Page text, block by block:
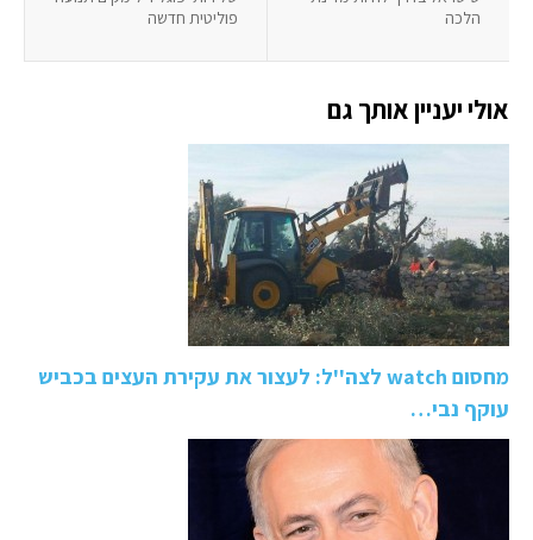
פוליטית חדשה
הלכה
אולי יעניין אותך גם
מחסום watch לצה''ל: לעצור את עקירת העצים בכביש
עוקף נבי…